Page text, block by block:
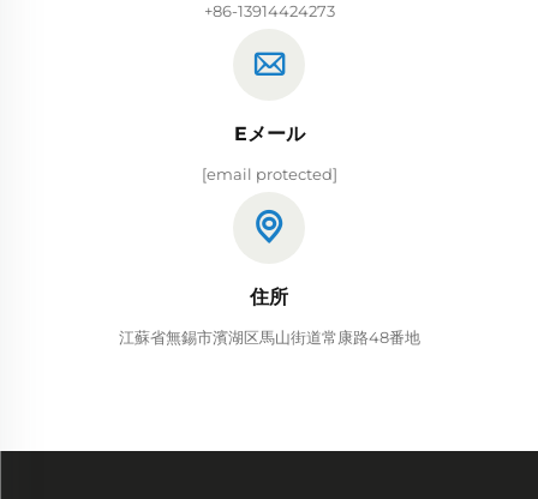
+86-13914424273
Eメール
[email protected]
住所
江蘇省無錫市濱湖区馬山街道常康路48番地